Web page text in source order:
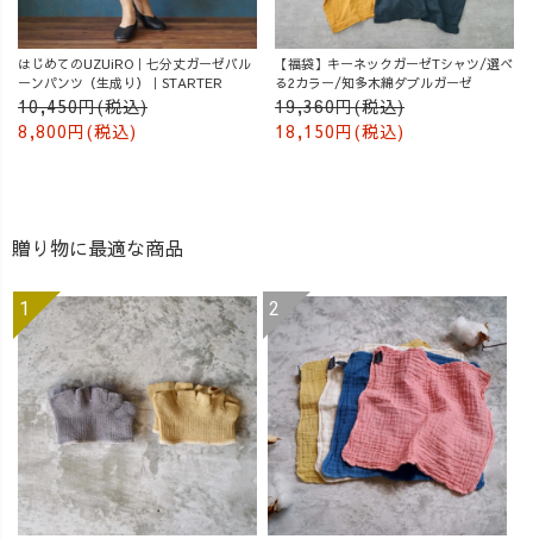
はじめてのUZUiRO｜七分丈ガーゼバル
ーンパンツ（生成り）｜STARTER
10,450円(税込)
8,800円(税込)
【福袋】キーネックガーゼTシャツ/選べ
る2カラー/知多木綿ダブルガーゼ
19,360円(税込)
18,150円(税込)
贈り物に最適な商品